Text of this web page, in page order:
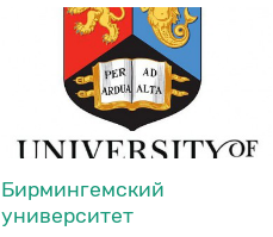
Бирмингемский
университет